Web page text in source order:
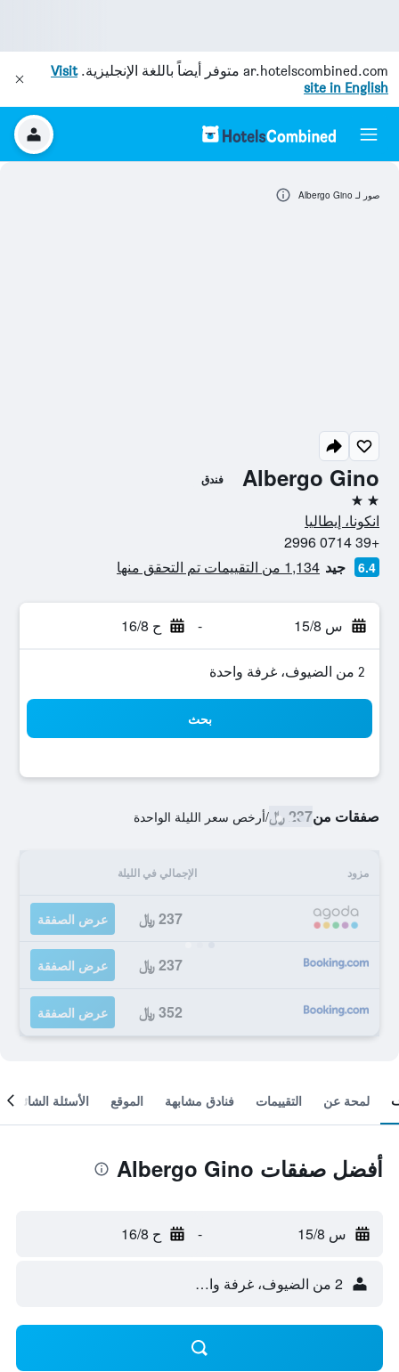
ar.hotelscombined.com متوفر أيضاً باللغة الإنجليزية.Visit
site in English
Albergo Gino فندق
2 نجمتين
انكونا، إيطاليا
+39 0714 2996
6.4 جيد 1,134 من التقييمات تم التحقق منها
س 15/8 - ح 16/8
2 من الضيوف، غرفة واحدة
بحث
صفقات من237 ﷼ /أرخص سعر الليلة الواحدة
مزود الإجمالي في الليلة
237 ﷼ عرض الصفقة
237 ﷼ عرض الصفقة
352 ﷼ عرض الصفقة
صور لـ Albergo Gino
لمحة عن التقييمات فنادق مشابهة الموقع الأسئلة الشائعة
أفضل صفقات Albergo Gino
س 15/8 - ح 16/8
2 من الضيوف، غرفة واحدة